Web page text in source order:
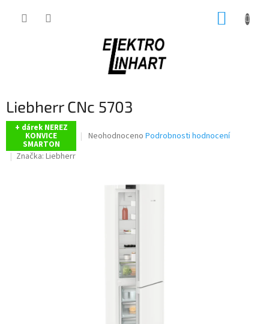
Liebherr CNc 5703
+ dárek NEREZ
KONVICE
SMARTON
Průměrné
Neohodnoceno Podrobnosti hodnocení
Značka: Liebherr